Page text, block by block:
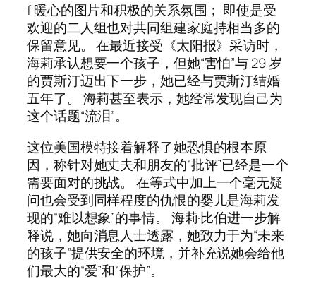
f 暖心的图片和积极的关系氛围； 即使是受
欢迎的二人组也对共同组建家庭持相当多的
保留意见。 在最近接受《太阳报》采访时，
海莉承认想要一个孩子，但她“害怕”与 29 岁
的贾斯汀迈出下一步，她已经与贾斯汀结婚
五年了。 海莉甚至表示，她经常发现自己为
这个话题“流泪”。
这位美国模特接着解释了她恐惧的根本原
因，称针对她丈夫和朋友的“批评”已经是一个
需要面对的挑战。 在等式中加上一个毫无疑
问也会受到同样程度的仇恨的婴儿是海莉发
现的“难以想象”的事情。 海莉·比伯进一步解
释说，她向消息人士透露，她致力于为“未来
的孩子”提供安全的环境，并补充说她会给他
们最大的“爱”和“保护”。